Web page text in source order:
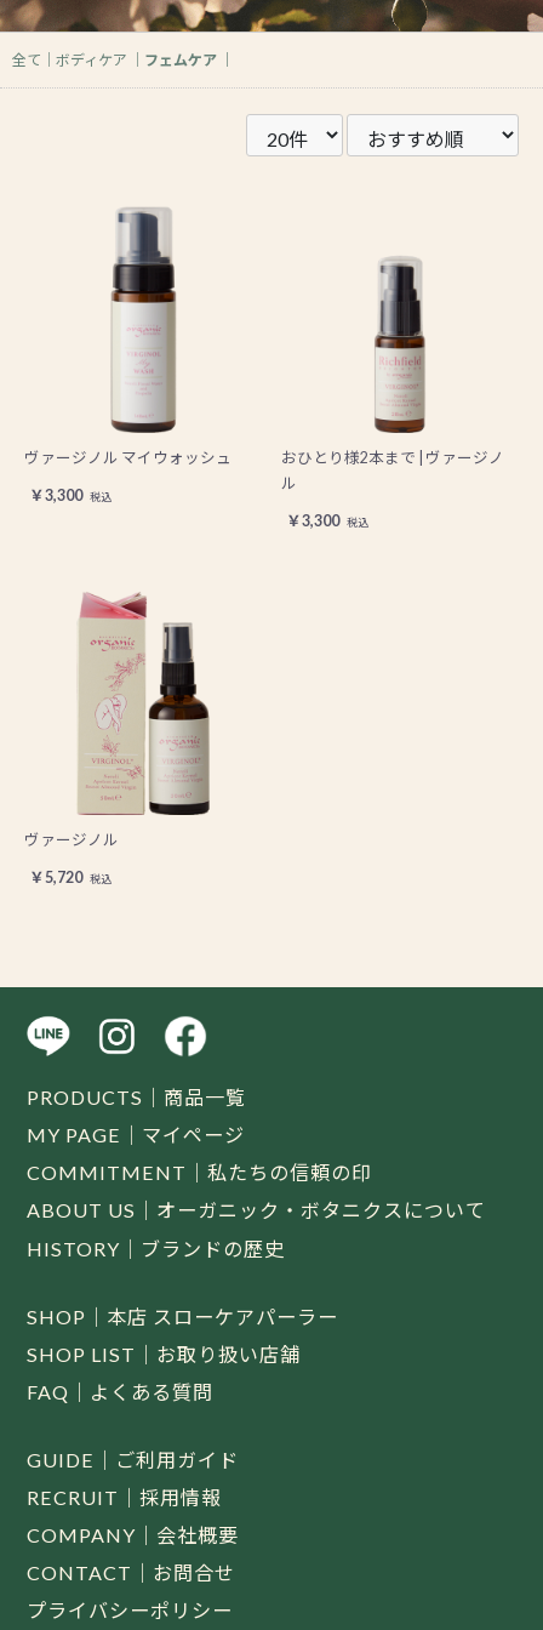
全て ボディケア フェムケア
ヴァージノル マイウォッシュ
￥3,300 税込
おひとり様2本まで | ヴァージノ
ル
￥3,300 税込
ヴァージノル
￥5,720 税込
PRODUCTS｜商品一覧
MY PAGE｜マイページ
COMMITMENT｜私たちの信頼の印
ABOUT US｜オーガニック・ボタニクスについて
HISTORY｜ブランドの歴史
SHOP｜本店 スローケアパーラー
SHOP LIST｜お取り扱い店舗
FAQ｜よくある質問
GUIDE｜ご利用ガイド
RECRUIT｜採用情報
COMPANY｜会社概要
CONTACT｜お問合せ
プライバシーポリシー